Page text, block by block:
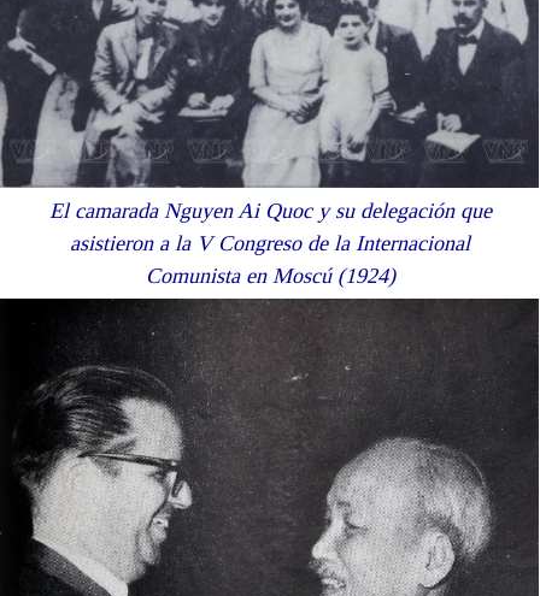
El camarada Nguyen Ai Quoc y su delegación que
asistieron a la V Congreso de la Internacional
Comunista en Moscú (1924)